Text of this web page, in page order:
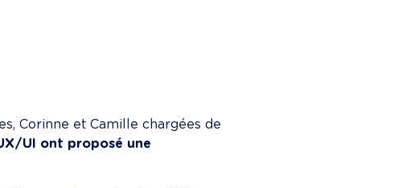
Corinne et Camille chargées de
UI ont proposé une